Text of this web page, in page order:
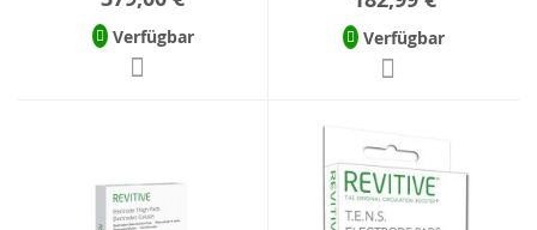
Verfügbar Verfügbar